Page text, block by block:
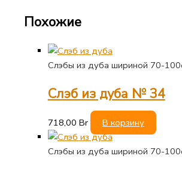
Похожие
Слэбы из дуба шириной 70-
Слэб из дуба № 34
718,00 Br В корзину
Слэбы из дуба шириной 70-